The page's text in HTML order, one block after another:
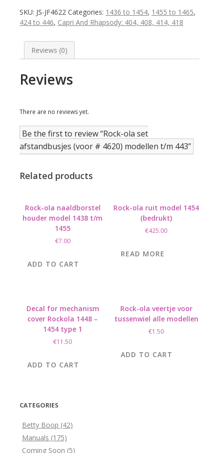
afstandbusjes
(voor
4620)
modellen
t/m
quantity
SKU: JS-JF4622 Categories: 1436 to 1454, 1455 to 1465,
424 to 446, Capri And Rhapsody: 404, 408, 414, 418
Reviews (0)
Reviews
There are no reviews yet.
Be the first to review “Rock-ola set
afstandbusjes (voor # 4620) modellen t/m 443”
Related products
Rock-ola naaldborstel
houder model 1438 t/m
1455
€7.00
ADD TO CART
Rock-ola ruit model 1454
(bedrukt)
€425.00
READ MORE
Decal for mechanism
cover Rockola 1448 –
1454 type 1
€11.50
ADD TO CART
Rock-ola veertje voor
tussenwiel alle modellen
€1.50
ADD TO CART
CATEGORIES
Betty Boop (42)
Manuals (175)
Coming Soon (5)